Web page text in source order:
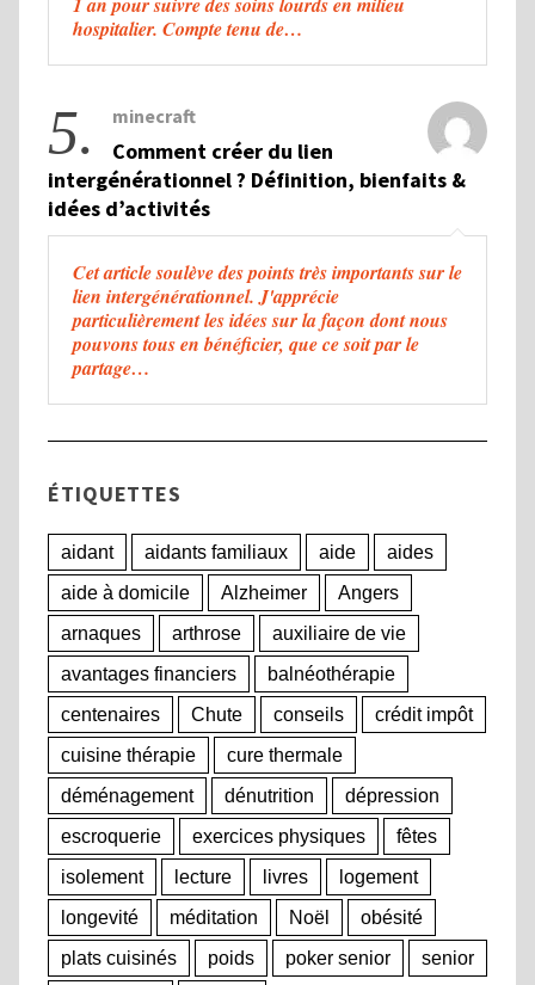
hospitalier. Compte tenu de…
5. minecraft
Comment créer du lien
intergénérationnel ? Définition, bienfaits &
idées d’activités
Cet article soulève des points très importants sur le
lien intergénérationnel. J'apprécie
particulièrement les idées sur la façon dont nous
pouvons tous en bénéficier, que ce soit par le
partage…
ÉTIQUETTES
aidant aidants familiaux aide
aides
aide à domicile
Alzheimer
Angers
arnaques
arthrose
auxiliaire de vie
avantages financiers
balnéothérapie
centenaires
Chute conseils
crédit impôt
cuisine thérapie
cure thermale
déménagement
dénutrition
dépression
escroquerie
exercices physiques
fêtes
isolement
lecture livres
logement
longevité
méditation Noël
obésité
plats cuisinés
poids poker senior
senior